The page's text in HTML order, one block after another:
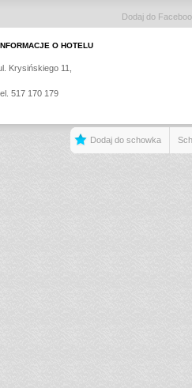
Dodaj do
O HOTELU
Krysińskiego 11,
517 170 179
Dodaj do schowka